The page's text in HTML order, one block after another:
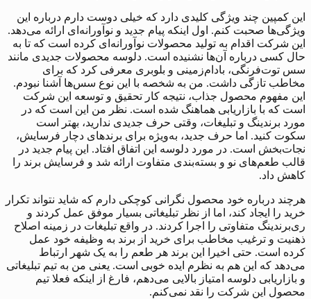
این کمپین چند ویژگی کلیدی دارد که خیلی دوست دارم درباره این
ویژگی‌ها صحبت کنم. اول اینکه پیام جدید و نوآورانه‌ای ارائه می‌دهد.
این شرکت اقدام به تولید محصولات نوآورانه‌ای کرده است که تا به
حال کسی درباره آن‌ها نشنیده است. دلوسه محصولات جدیدی مانند
سس توت‌فرنگی، بادام‌زمینی و بلوبری معرفی کرد که برای
مخاطب تازگی داشت. من به شخصه با این نوع سس‌ها آشنا نبودم.
این مفهوم محصول جذاب، نتیجه کار تحقیق و توسعه این شرکت
است که با بازاریابی هماهنگ شده است. نظر من این است که در
مورد برندینگ و تبلیغات، وقتی حرف جدیدی ندارید، بهتر است
سکوت کنید. اما حرف جدید، به‌ویژه برای برندهای دچار فرسایش،
نجات‌بخش است. در مورد دلوسه این اتفاق افتاد. این پیام جدید در
قالب طعم‌های نو و بسته‌بندی متفاوت ارائه شد و فرسایش برند را
کاهش داد.
هرچند درباره خود محصول نگرانی کوچکی دارم که شاید نتواند تکرار
خرید را ایجاد کند، اما از نظر تبلیغاتی بسیار موفق عمل کردند و
ری‌برندینگ متفاوتی را اجرا کردند. در واقع تبلیغات در زمینه اصلاح
ذهنیت و ترغیب مخاطب برای خرید از برند به وظیفه خود عمل
کرده است. حتی اخیرا این برند هر طعم را به یک شهر ارتباط
می‌دهد که این هم به نظرم ایده خوبی است. یعنی من به تیم تبلیغاتی
و بازاریابی دلوسه امتیاز بالایی می‌دهم، فارغ از اینکه فعلا تیم
محصول این شرکت را نقد نمی‌کنم.